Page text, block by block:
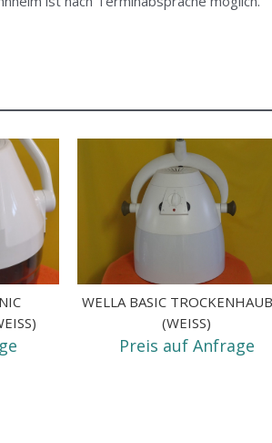
WELLA BASIC
(WEISS)
Preis auf Anfrage